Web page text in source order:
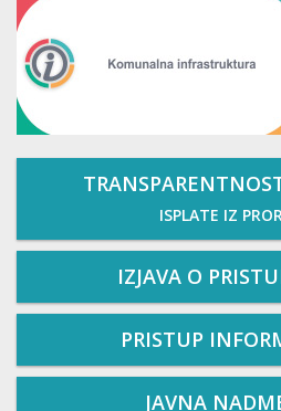
ISPLATE IZ
IZJAVA O
PRISTUP
JAVNA